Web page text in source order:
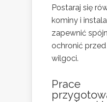
Postaraj się
kominy i
zapewnić
ochronić
wilgoci.
Prace